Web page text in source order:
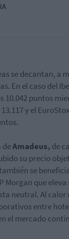
se decantan, a
En el caso del
10.042 puntos
y el
deAmadeus, de
su precio
se
Morgan que
neutral. Al calor
entre
el mercado